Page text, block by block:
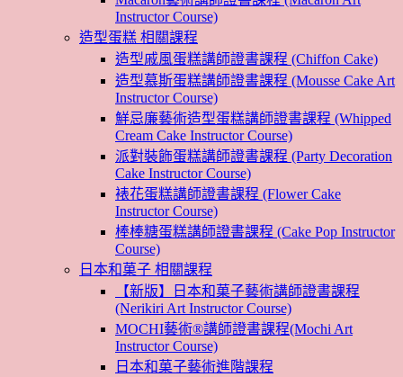
Instructor Course)
造型蛋糕 相關課程
造型戚風蛋糕講師證書課程 (Chiffon Cake)
造型慕斯蛋糕講師證書課程 (Mousse Cake Art
Instructor Course)
鮮忌廉藝術造型蛋糕講師證書課程 (Whipped
Cream Cake Instructor Course)
派對裝飾蛋糕講師證書課程 (Party Decoration
Cake Instructor Course)
裱花蛋糕講師證書課程 (Flower Cake
Instructor Course)
棒棒糖蛋糕講師證書課程 (Cake Pop Instructor
Course)
日本和菓子 相關課程
【新版】日本和菓子藝術講師證書課程
(Nerikiri Art Instructor Course)
MOCHI藝術®講師證書課程(Mochi Art
Instructor Course)
日本和菓子藝術進階課程